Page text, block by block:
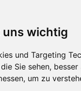
uns wichtig
und Targeting
Sie sehen,
um zu